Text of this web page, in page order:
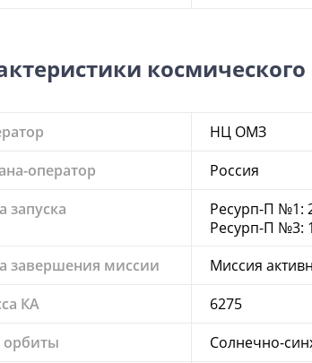
космического
НЦ ОМЗ
оператор Россия
запуска
Ресурп-П №1:
Ресурп-П №3:
завершения миссии Миссия
КА 6275
орбиты Солнечно-